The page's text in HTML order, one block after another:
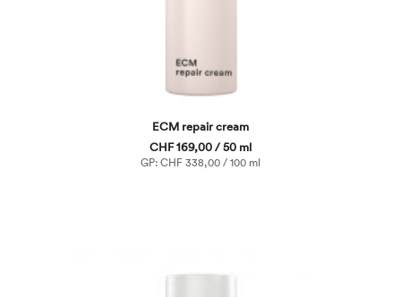
ECM repair cream
CHF 169,00 / 50 ml
GP: CHF 338,00 / 100 ml